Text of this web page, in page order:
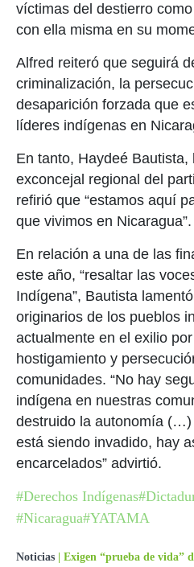
víctimas del destierro
con ella misma en su
Alfred reiteró que seguirá
criminalización, la
desaparición forzada que
líderes indígenas en
En tanto, Haydeé
exconcejal regional del
refirió que “estamos aquí
que vivimos en Nicaragua”.
En relación a una de las
este año, “resaltar las
Indígena”, Bautista
originarios de los pueblos
actualmente en el exilio
hostigamiento y
comunidades. “No hay
indígena en nuestras
destruido la autonomía
está siendo invadido, hay
encarcelados” advirtió.
#Derechos Indígenas
#Nicaragua#YATAMA
Noticias
Exigen “prueba de vida”